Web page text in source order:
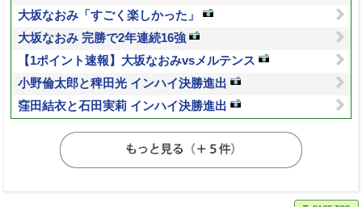
大坂なおみ「すごく楽しかった」
大坂なおみ 完勝で2年連続16強
【1ポイント速報】大坂なおみvsメルテンス
小野倫太郎と稗田光 インハイ決勝進出
窪田結衣と石田実莉 インハイ決勝進出